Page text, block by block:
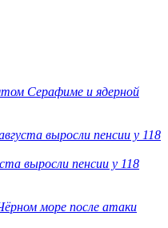
Серафиме и ядерной
выросли пенсии у 118